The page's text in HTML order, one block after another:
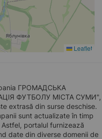
Leaflet
ГРОМАДСЬКА
ФУТБОЛУ МІСТА СУМИ",
extrasă din surse deschise.
sunt actualizate în timp
portalul furnizează
date din diverse domenii de